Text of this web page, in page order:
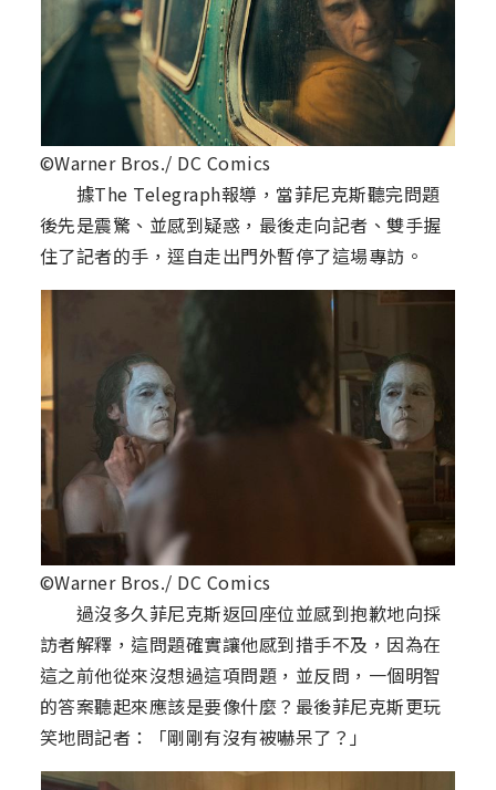
©Warner Bros./ DC Comics
據The Telegraph報導，當菲尼克斯聽完問題
後先是震驚、並感到疑惑，最後走向記者、雙手握
住了記者的手，逕自走出門外暫停了這場專訪。
©Warner Bros./ DC Comics
過沒多久菲尼克斯返回座位並感到抱歉地向採
訪者解釋，這問題確實讓他感到措手不及，因為在
這之前他從來沒想過這項問題，並反問，一個明智
的答案聽起來應該是要像什麼？最後菲尼克斯更玩
笑地問記者：「剛剛有沒有被嚇呆了？」